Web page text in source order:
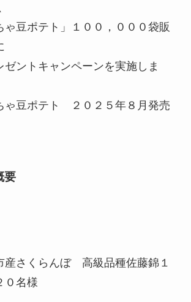
ゃ豆ポテト」１００，０００袋販
ゼントキャンペーンを実施しま
ゃ豆ポテト ２０２５年８月発売
要
産さくらんぼ 高級品種佐藤錦１
名様